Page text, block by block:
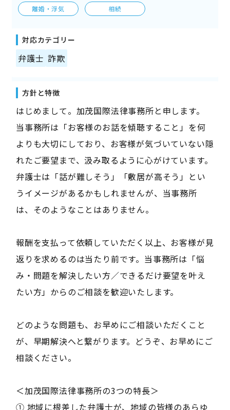
離婚・浮気 相続
対応カテゴリー
弁護士 詐欺
方針と特徴
はじめまして。加茂国際法律事務所と申します。
当事務所は「お客様のお話を傾聴すること」を何
よりも大切にしており、お客様が気づいていない隠
れたご要望まで、汲み取るように心がけています。
弁護士は「話が難しそう」「敷居が高そう」とい
うイメージがあるかもしれませんが、当事務所
は、そのようなことはありません。
報酬を支払って依頼していただく以上、お客様が見
返りを求めるのは当たり前です。当事務所は「悩
み・問題を解決したい方／できるだけ要望を叶え
たい方」からのご相談を歓迎いたします。
どのような問題も、お早めにご相談いただくこと
が、早期解決へと繋がります。どうぞ、お早めにご
相談ください。
＜加茂国際法律事務所の3つの特長＞
① 地域に根差した弁護士が、地域の皆様のあらゆ